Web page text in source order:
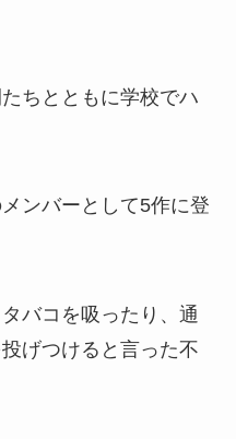
ちとともに学校でハ
ンバーとして5作に登
バコを吸ったり、通
げつけると言った不